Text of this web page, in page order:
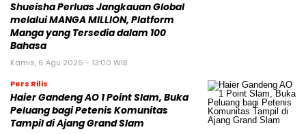
Shueisha Perluas Jangkauan Global
melalui MANGA MILLION, Platform
Manga yang Tersedia dalam 100
Bahasa
Kamis, 6 Agu 2026 - 13:00 WIB
Pers Rilis
Haier Gandeng AO 1 Point Slam, Buka
Peluang bagi Petenis Komunitas
Tampil di Ajang Grand Slam